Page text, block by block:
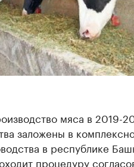
мяса в 2019-
заложены в
в республике
процедуру